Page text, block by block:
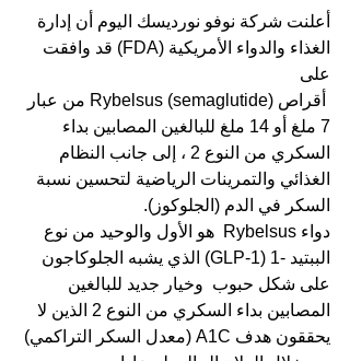
أعلنت شركة نوفو نورديسك اليوم أن إدارة
الغذاء والدواء الأمريكية (FDA) قد وافقت
على
أقراص (Rybelsus (semaglutide من عبار
7 ملغ أو 14 ملغ للبالغين المصابين بداء
السكري من النوع 2 ، إلى جانب النظام
الغذائي والتمرينات الرياضية لتحسين نسبة
السكر في الدم (الجلوكوز).
دواء Rybelsus  هو الأول والوحيد من نوع
الببتيد -1 (GLP-1) الذي يشبه الجلوكاجون
على شكل حبوب  وخيار جديد للبالغين
المصابين بداء السكري من النوع 2 الذين لا
يحققون هدف A1C (معدل السكر التراكمي)